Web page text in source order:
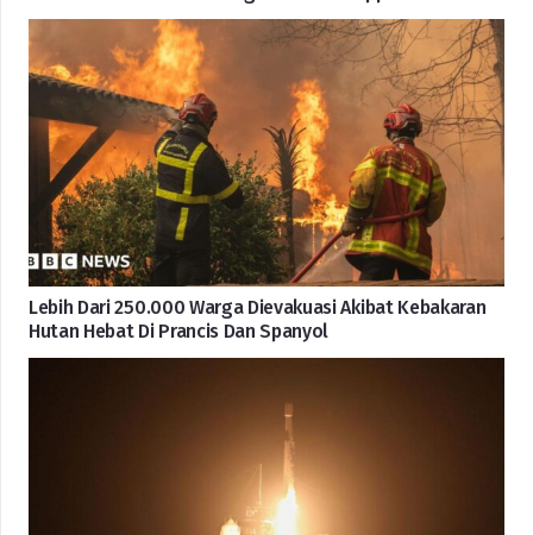
Lebih Dari 250.000 Warga Dievakuasi Akibat Kebakaran
Hutan Hebat Di Prancis Dan Spanyol